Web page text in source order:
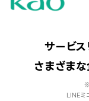
サービ
さまざま
LINEミ